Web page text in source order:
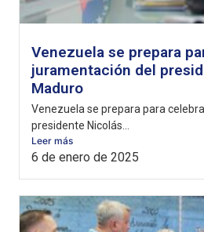
Venezuela se prepara
juramentación del
Maduro
Venezuela se prepara para
presidente Nicolás...
Leer más
6 de enero de 2025